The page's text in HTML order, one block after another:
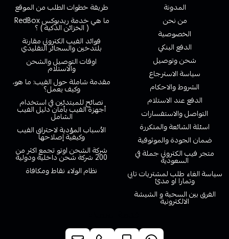
المدونة
من نحن
الخصوصية
الدفع البنكي
شحن وتوصيل
سياسة الاسترجاع
الشروط والاحكام
الدفع عند الاستلام
التواصل والاستفسارات
اسئلة الشائعة والمتكررة
ضمان الجودة والموثوقية
متجر فيب الكتروني جملة في
السعودية
سياسة الغاء طلب لمشتريات تابي
وتمارا او مدئ
الفرق بين السحبة و الشيشة
الالكترونية
طريقة خطوات الطلب من الموقع
ما هي خدمة ريدبوكس RedBox
( الخزائن الذكية ) ؟
فوائد الفيب الكتروني مقارنة
بلتدخين والسجائر التقليدي
اوقات التوصيل والشحن
والاستلام
مقدمة شاملة حول الفيب: ما هو،
وكيف يعمل؟
نصائح للمبتدئين في استخدام
أجهزة الفيب بأمان دليل الفيب
الشامل
الأسباب المؤدية لاحتراق الفيب
وكيفية إصلاحها
شركة الشحن اوتو تجمع اكثر من
200 شركة شحن داخلية ودولية
نظام الولاء نقاط ومكافاة